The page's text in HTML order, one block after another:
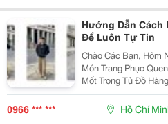
Hướng Dẫn Cách
Để Luôn Tự Tin
Chào Các Bạn, Hôm
Món Trang Phục
Mốt Trong Tủ Đồ
Ta, Ai Cũng Sở Hữu
Đây Là Một Gam
Nhưng...
0966 *** *** Hồ Chí